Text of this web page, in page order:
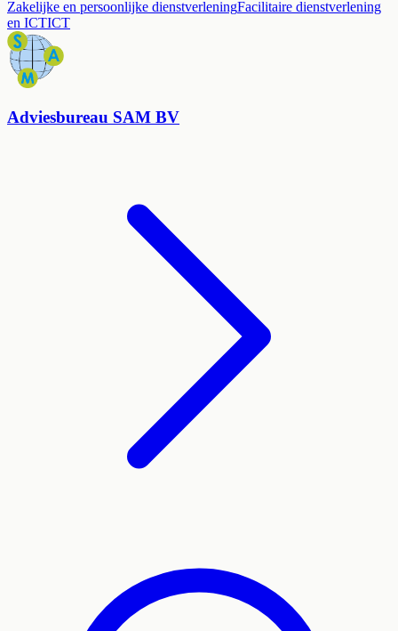
Zakelijke en persoonlijke dienstverleningFacilitaire dienstverlening
en ICTICT
Adviesbureau SAM BV